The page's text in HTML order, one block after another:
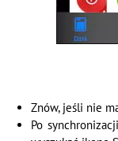
Znów, jeśli nie
Po